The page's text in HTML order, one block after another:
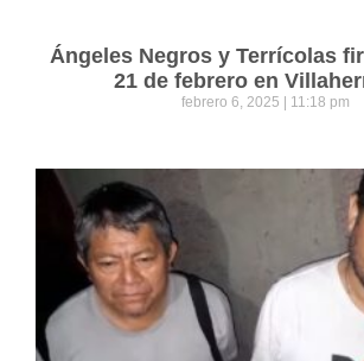
Ángeles Negros y Terrícolas
21 de febrero en
febrero 6, 2025 11:18 pm